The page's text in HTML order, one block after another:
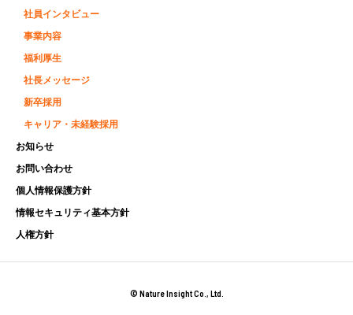
社員インタビュー
事業内容
福利厚生
社長メッセージ
新卒採用
キャリア・未経験採用
お知らせ
お問い合わせ
個人情報保護方針
情報セキュリティ基本方針
人権方針
© Nature Insight Co., Ltd.